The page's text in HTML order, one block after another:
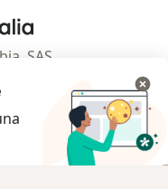
- Página de inicio
SAS
Colombia